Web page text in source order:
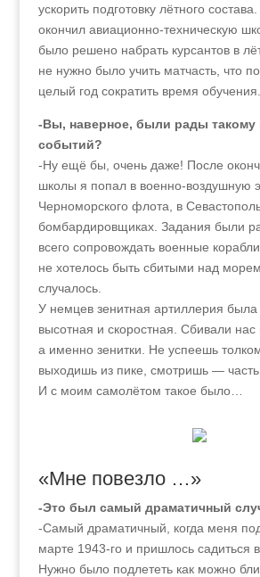
ускорить подготовку лётного
окончил авиационно-техническую
было решено набрать курсантов в
не нужно было учить матчасть, что
целый год сократить время обучения.
-Вы, наверное, были рады такому
событий?
-Ну ещё бы, очень даже! После
школы я попал в военно-воздушную
Черноморского флота, в
бомбардировщиках. Задания были
всего сопровождать военные
не хотелось быть сбитыми над
случалось.
У немцев зенитная артиллерия
высотная и скоростная. Сбивали нас
а именно зенитки. Не успеешь
выходишь из пике, смотришь — часть
И с моим самолётом такое было…
«Мне повезло …»
-Это был самый драматичный
-Самый драматичный, когда меня
марте 1943‑го и пришлось садиться
Нужно было подлететь как можно